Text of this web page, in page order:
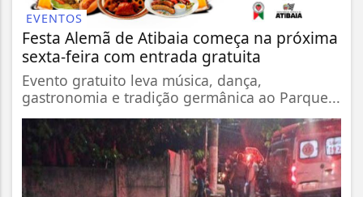
EVENTOS
Festa Alemã de Atibaia começa na próxima
sexta-feira com entrada gratuita
Evento gratuito leva música, dança,
gastronomia e tradição germânica ao Parque...